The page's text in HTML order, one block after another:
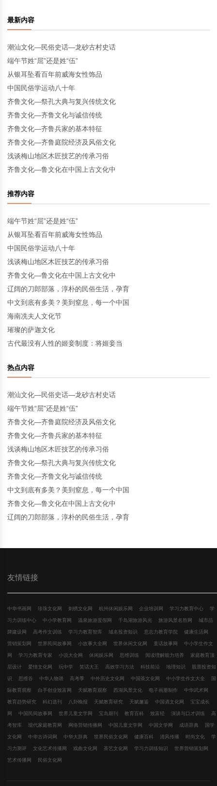
最新内容
潮汕文化—民俗史话—龙砂古村史话
端午节姓“屈”还是姓“伍”
从银耳坠看百年前威海女性饰品
中国民俗学运动八十年
齐鲁文化—祭孔大典与复兴传统文化
齐鲁文化—齐鲁文化与诚信传统
齐鲁文化—齐鲁兵家的基本特征
齐鲁文化—齐鲁庭院经济及风俗文化
浅谈梅山地区木匠技艺的传承习俗
齐鲁文化—鲁文化在中国上古文化中
推荐内容
端午节姓“屈”还是姓“伍”
从银耳坠看百年前威海女性饰品
中国民俗学运动八十年
浅谈梅山地区木匠技艺的传承习俗
齐鲁文化—鲁文化在中国上古文化中
辽阔的刀郎部落，淳朴的民俗生活，孕育
中文到底有多美？美到窒息，每一个中国
海南冼夫人文化节
璀璨的萨迦文化
古代最没有人性的姬妾制度：将姬妾当
热点内容
潮汕文化—民俗史话—龙砂古村史话
端午节姓“屈”还是姓“伍”
齐鲁文化—齐鲁庭院经济及风俗文化
齐鲁文化—齐鲁兵家的基本特征
浅谈梅山地区木匠技艺的传承习俗
齐鲁文化—祭孔大典与复兴传统文化
齐鲁文化—齐鲁文化与诚信传统
中文到底有多美？美到窒息，每一个中国
齐鲁文化—鲁文化在中国上古文化中
辽阔的刀郎部落，淳朴的民俗生活，孕育
友情链接
中华书画网 珍珠文化网 刺绣文化网 杭州休闲娱乐网 企业培训网 学习力教育中心 学
习力训练中心 中小学教育网 温泉旅游度假网 千岛湖旅游风光 旅游风景名胜网 城市品
牌建设网 高考作文训练 学习力教育智库 域名投资知识 意志力教育学院 健康生活网
营销策划网 世界民间故事网 小故事大全网 世界休闲文化网 童话故事网 中小学生作文
网 学习力教育专家 小说大全网 休闲娱乐网 思维训练 阅读理解能力培养 家庭教育顶
层设计 爱情文化网 玩中学 笑话大王 高效学习方法 科技前沿 地理知识 股票投资知
识 思维谷 中华人物谱 高考季 中外历史文化网 中国茶文化网 中小学生作文大全 国
际教育观察 白手创业致富网 天赋教育观察 西湖风景文化 电子画册制作 中华武术网
教育趋势研究 科幻选刊 八卦晚报 天赋教育研究 天赋邂逅 中国酒文化网 宝宝成长
网 中国民间故事网 世界儿童文学网 宝岛期刊 教育百科 致富经 演讲与口才训练 高
考智库 现代家庭教育网 网络营销传播网 中国儿童文学网 中国文学网 成语辞典 国学
文化网 中华古诗词网 中华大辞典 世界民俗文化网 健康百科 清风传播 时尚文化 学
习力测评 文化艺术传播网 戏曲文化网 茶艺文化网 学习力训练知识 世界营销策划网
艺术传播网 民俗文化网